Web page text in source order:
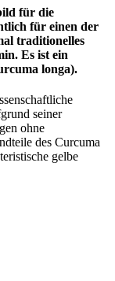
für die
für einen der
traditionelles
Es ist ein
longa).
seiner
ohne
des Curcuma
gelbe